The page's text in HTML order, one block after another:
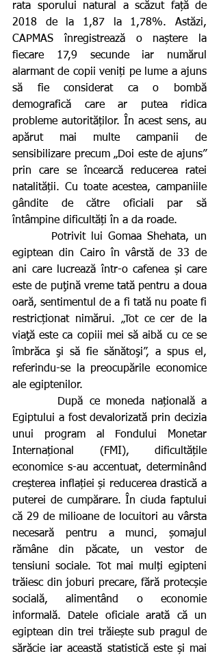
rata sporului natural a scăzut față de
2018 de la 1,87 la 1,78%. Astăzi,
CAPMAS înregistrează o naștere la
fiecare 17,9 secunde iar numărul
alarmant de copii veniți pe lume a ajuns
să fie considerat ca o bombă
demografică care ar putea ridica
probleme autorităților. În acest sens, au
apărut mai multe campanii de
sensibilizare precum „Doi este de ajuns”
prin care se încearcă reducerea ratei
natalității. Cu toate acestea, campaniile
gândite de către oficiali par să
întâmpine dificultăți în a da roade.
egiptean din Cairo în vârstă de 33 de
ani care lucrează într-o cafenea și care
este de puţină vreme tată pentru a doua
oară, sentimentul de a fi tată nu poate fi
restricționat nimărui. „Tot ce cer de la
viaţă este ca copiii mei să aibă cu ce se
îmbrăca şi să fie sănătoşi”, a spus el,
referindu-se la preocupările economice
ale egiptenilor.
Egiptului a fost devalorizată prin decizia
unui program al Fondului Monetar
Internațional (FMI), dificultățile
economice s-au accentuat, determinând
creșterea inflației și reducerea drastică a
puterei de cumpărare. În ciuda faptului
că 29 de milioane de locuitori au vârsta
necesară pentru a munci, șomajul
rămâne din păcate, un vestor de
tensiuni sociale. Tot mai mulți egipteni
trăiesc din joburi precare, fără protecșie
socială, alimentând o economie
informală. Datele oficiale arată că un
egiptean din trei trăiește sub pragul de
sărăcie iar această statistică este și mai